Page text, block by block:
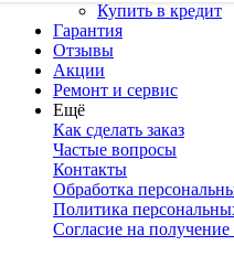
Купить в кредит
Гарантия
Отзывы
Акции
Ремонт и сервис
Ещё
Как сделать заказ
Частые вопросы
Контакты
Обработка
Политика
Согласие на